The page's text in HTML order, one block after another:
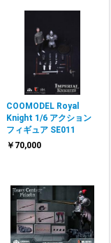
COOMODEL Royal
Knight 1/6 アクション
フィギュア SE011
￥70,000